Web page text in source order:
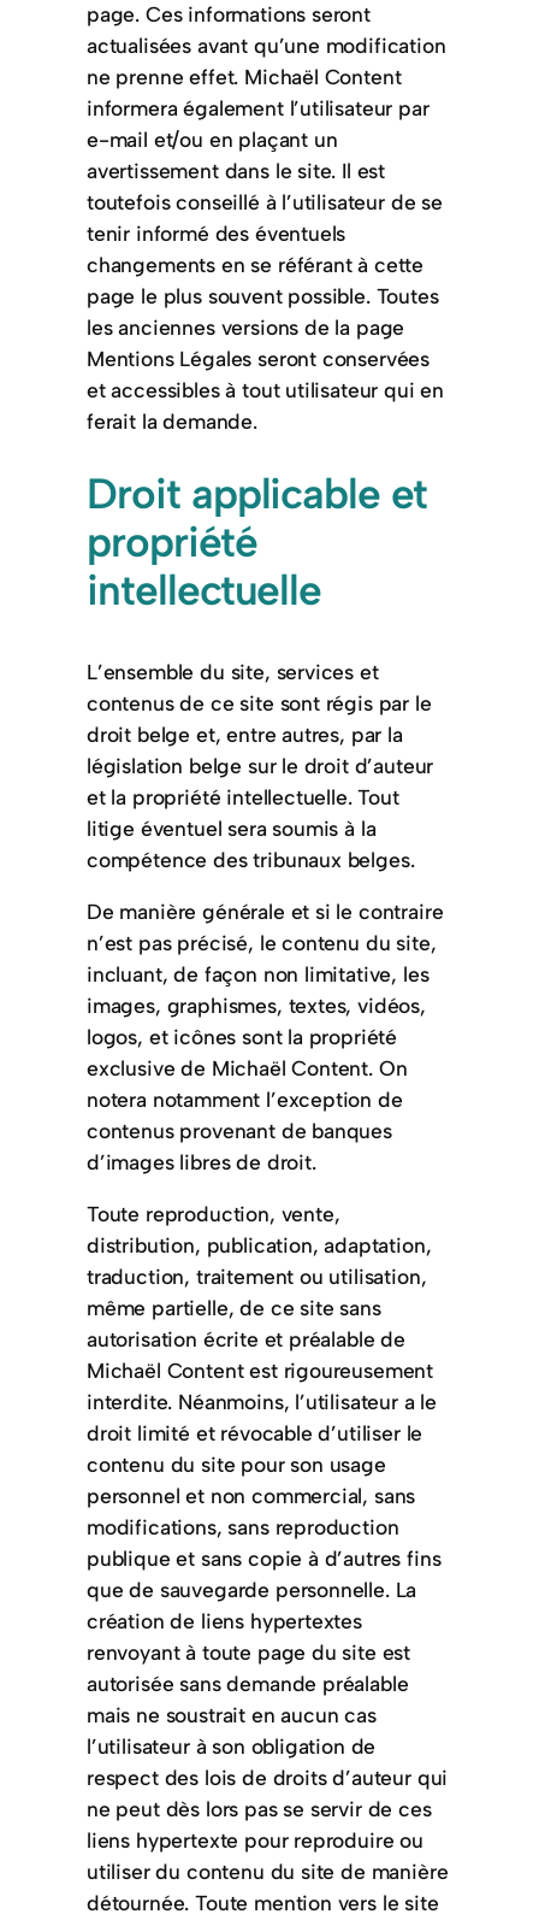
page. Ces informations seront
actualisées avant qu’une modification
ne prenne effet. Michaël Content
informera également l’utilisateur par
e-mail et/ou en plaçant un
avertissement dans le site. Il est
toutefois conseillé à l’utilisateur de se
tenir informé des éventuels
changements en se référant à cette
page le plus souvent possible. Toutes
les anciennes versions de la page
Mentions Légales seront conservées
et accessibles à tout utilisateur qui en
ferait la demande.
Droit applicable et
propriété
intellectuelle
L’ensemble du site, services et
contenus de ce site sont régis par le
droit belge et, entre autres, par la
législation belge sur le droit d’auteur
et la propriété intellectuelle. Tout
litige éventuel sera soumis à la
compétence des tribunaux belges.
De manière générale et si le contraire
n’est pas précisé, le contenu du site,
incluant, de façon non limitative, les
images, graphismes, textes, vidéos,
logos, et icônes sont la propriété
exclusive de Michaël Content. On
notera notamment l’exception de
contenus provenant de banques
d’images libres de droit.
Toute reproduction, vente,
distribution, publication, adaptation,
traduction, traitement ou utilisation,
même partielle, de ce site sans
autorisation écrite et préalable de
Michaël Content est rigoureusement
interdite. Néanmoins, l’utilisateur a le
droit limité et révocable d’utiliser le
contenu du site pour son usage
personnel et non commercial, sans
modifications, sans reproduction
publique et sans copie à d’autres fins
que de sauvegarde personnelle. La
création de liens hypertextes
renvoyant à toute page du site est
autorisée sans demande préalable
mais ne soustrait en aucun cas
l’utilisateur à son obligation de
respect des lois de droits d’auteur qui
ne peut dès lors pas se servir de ces
liens hypertexte pour reproduire ou
utiliser du contenu du site de manière
détournée. Toute mention vers le site